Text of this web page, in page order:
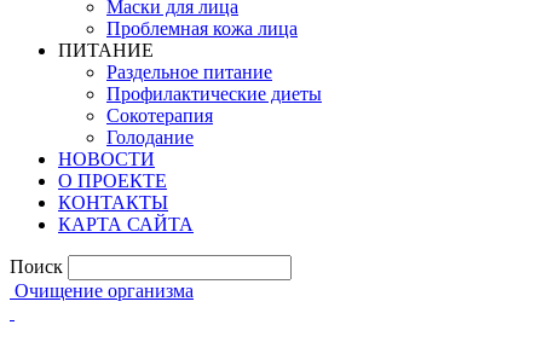
Маски для лица
Проблемная кожа лица
ПИТАНИЕ
Раздельное питание
Профилактические диеты
Сокотерапия
Голодание
НОВОСТИ
О ПРОЕКТЕ
КОНТАКТЫ
КАРТА САЙТА
Поиск
Очищение организма